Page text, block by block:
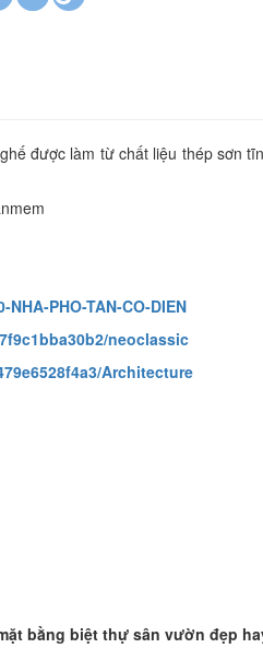
được làm từ chất liệu thép sơn
PHO-TAN-CO-DIEN
neoclassic
Architecture
bằng biệt thự sân vườn đẹp